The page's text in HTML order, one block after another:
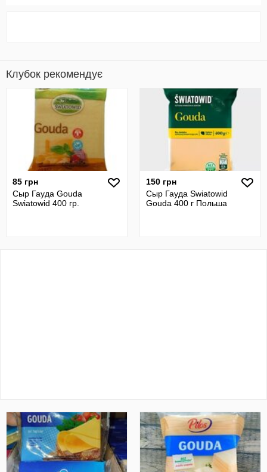
Клубок рекомендує
85 грн
Сыр Гауда Gouda
Swiatowid 400 гр.
150 грн
Сыр Гауда Swiatowid
Gouda 400 г Польша